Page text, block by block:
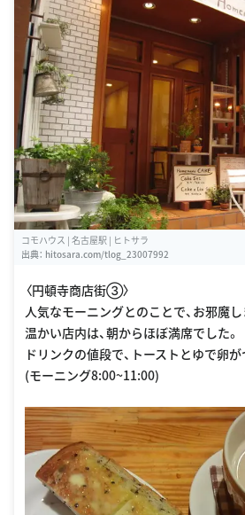
コモハウス | 名古屋駅 | ヒトサラ
出典： hitosara.com/tlog_23007992
〈円頓寺商店街③〉
人気なモーニングとのことで、お邪魔
温かい店内は、朝からほぼ満席でした。
ドリンクの値段で、トーストとゆで卵
(モーニング8:00~11:00)